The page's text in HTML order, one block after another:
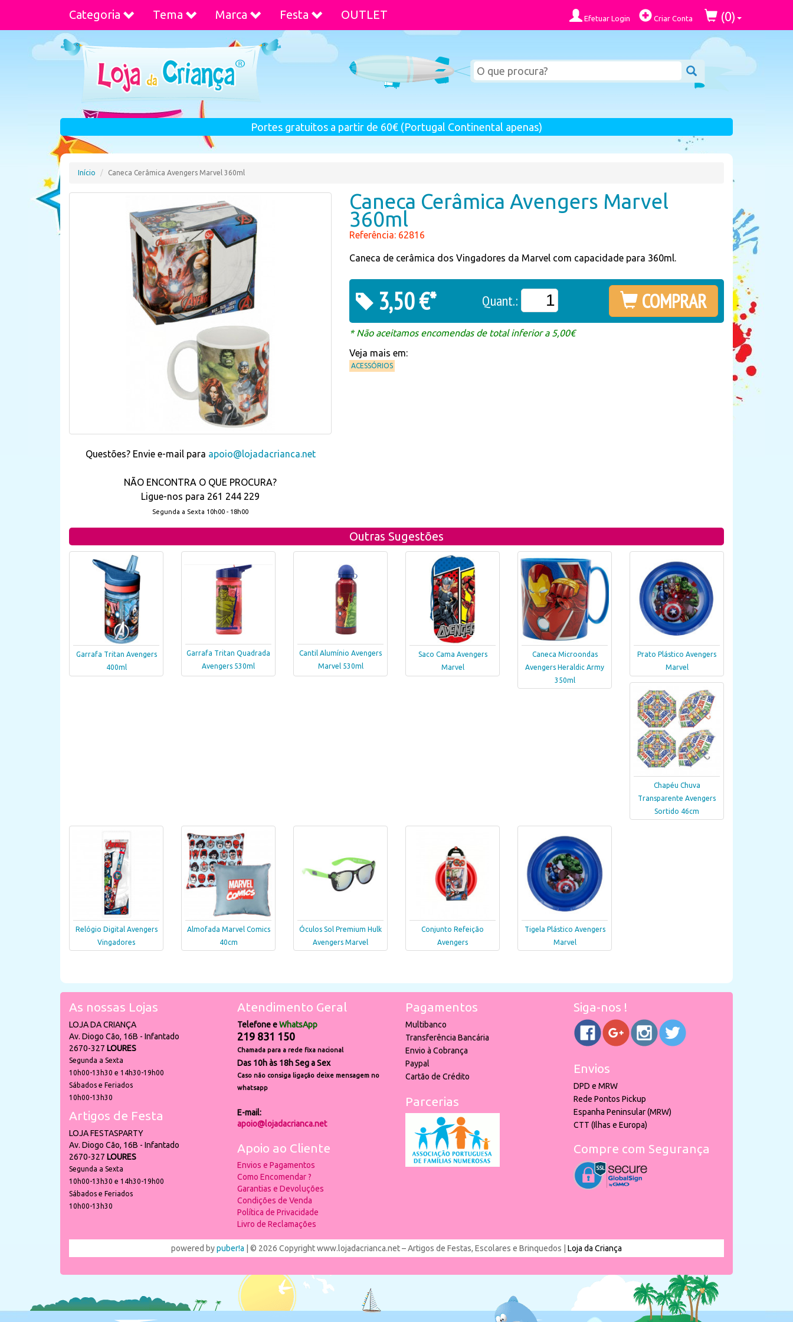
Categoria Tema Marca Festa OUTLET Efetuar Login Criar Conta (0)
Portes gratuitos a partir de 60€ (Portugal Continental apenas)
Início Caneca Cerâmica Avengers Marvel 360ml
Questões? Envie e-mail para apoio@lojadacrianca.net
NÃO ENCONTRA O QUE PROCURA?
Ligue-nos para 261 244 229
Segunda a Sexta 10h00 - 18h00
Caneca Cerâmica Avengers Marvel
360ml
Referência: 62816
Caneca de cerâmica dos Vingadores da Marvel com capacidade para 360ml.
3,50 €* Quant.: COMPRAR
* Não aceitamos encomendas de total inferior a 5,00€
Veja mais em:
ACESSÓRIOS
Outras Sugestões
Garrafa Tritan Avengers
400ml
Garrafa Tritan Quadrada
Avengers 530ml
Cantil Alumínio Avengers
Marvel 530ml
Saco Cama Avengers
Marvel
Caneca Microondas
Avengers Heraldic Army
350ml
Prato Plástico Avengers
Marvel
Chapéu Chuva
Transparente Avengers
Sortido 46cm
Relógio Digital Avengers
Vingadores
Almofada Marvel Comics
40cm
Óculos Sol Premium Hulk
Avengers Marvel
Conjunto Refeição
Avengers
Tigela Plástico Avengers
Marvel
As nossas Lojas
LOJA DA CRIANÇA
Av. Diogo Cão, 16B - Infantado
2670-327 LOURES
Segunda a Sexta
10h00-13h30 e 14h30-19h00
Sábados e Feriados
10h00-13h30
Artigos de Festa
LOJA FESTASPARTY
Av. Diogo Cão, 16B - Infantado
2670-327 LOURES
Segunda a Sexta
10h00-13h30 e 14h30-19h00
Sábados e Feriados
10h00-13h30
Atendimento Geral
Telefone eWhatsApp
219 831 150
Chamada para a rede fixa nacional
Das 10h às 18h Seg a Sex
Caso não consiga ligação deixe mensagem no
whatsapp
E-mail:
apoio@lojadacrianca.net
Apoio ao Cliente
Envios e Pagamentos
Como Encomendar ?
Garantias e Devoluções
Condições de Venda
Política de Privacidade
Livro de Reclamações
Pagamentos
Multibanco
Transferência Bancária
Envio à Cobrança
Paypal
Cartão de Crédito
Parcerias
Siga-nos !
Envios
DPD e MRW
Rede Pontos Pickup
Espanha Peninsular (MRW)
CTT (Ilhas e Europa)
Compre com Segurança
powered bypuber!a | © 2026 Copyright www.lojadacrianca.net – Artigos de Festas, Escolares e Brinquedos | Loja da Criança